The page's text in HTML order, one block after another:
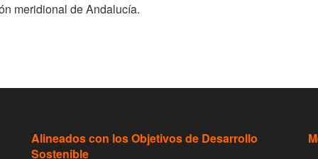
meridional de Andalucía.
Alineados con los Objetivos de Desarrollo
Sostenible